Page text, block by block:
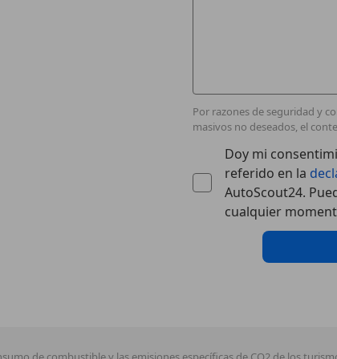
Por razones de seguridad y
masivos no deseados, el
Doy mi
referido en la
AutoScout24.
cualquier